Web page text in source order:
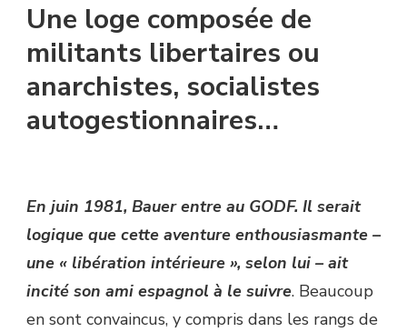
Une loge composée de
militants libertaires ou
anarchistes, socialistes
autogestionnaires…
En juin 1981, Bauer entre au GODF. Il serait
logique que cette aventure enthousiasmante –
une « libération intérieure », selon lui – ait
incité son ami espagnol à le suivre. Beaucoup
en sont convaincus, y compris dans les rangs de